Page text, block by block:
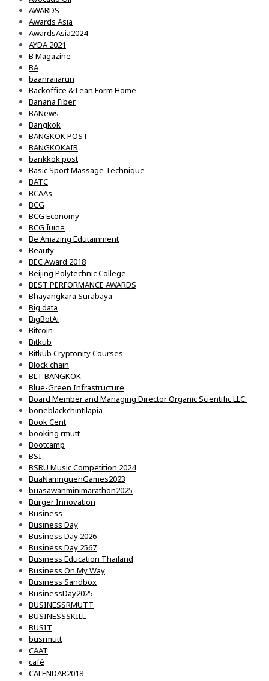
AWARDS
Awards Asia
AwardsAsia2024
AYDA 2021
B Magazine
BA
baanraiiarun
Backoffice & Lean Form Home
Banana Fiber
BANews
Bangkok
BANGKOK POST
BANGKOKAIR
bankkok post
Basic Sport Massage Technique
BATC
BCAAs
BCG
BCG Economy
BCG โมเดล
Be Amazing Edutainment
Beauty
BEC Award 2018
Beijing Polytechnic College
BEST PERFORMANCE AWARDS
Bhayangkara Surabaya
Big data
BigBotAi
Bitcoin
Bitkub
Bitkub Cryptonity Courses
Block chain
BLT BANGKOK
Blue-Green Infrastructure
Board Member and Managing Director Organic Scientific LLC.
boneblackchintilapia
Book Cent
booking rmutt
Bootcamp
BSI
BSRU Music Competition 2024
BuaNamnguenGames2023
buasawanminimarathon2025
Burger Innovation
Business
Business Day
Business Day 2026
Business Day 2567
Business Education Thailand
Business On My Way
Business Sandbox
BusinessDay2025
BUSINESSRMUTT
BUSINESSSKILL
BUSIT
busrmutt
CAAT
café
CALENDAR2018